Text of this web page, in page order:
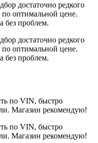
достаточно редкого
по оптимальной цене.
без проблем.
достаточно редкого
по оптимальной цене.
без проблем.
по VIN, быстро
Магазин рекомендую!
по VIN, быстро
Магазин рекомендую!